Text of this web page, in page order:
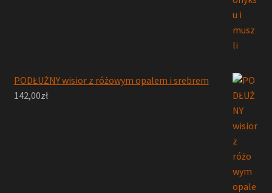
PODŁUŻNY wisior z różowym opalem i srebrem
142,00zł